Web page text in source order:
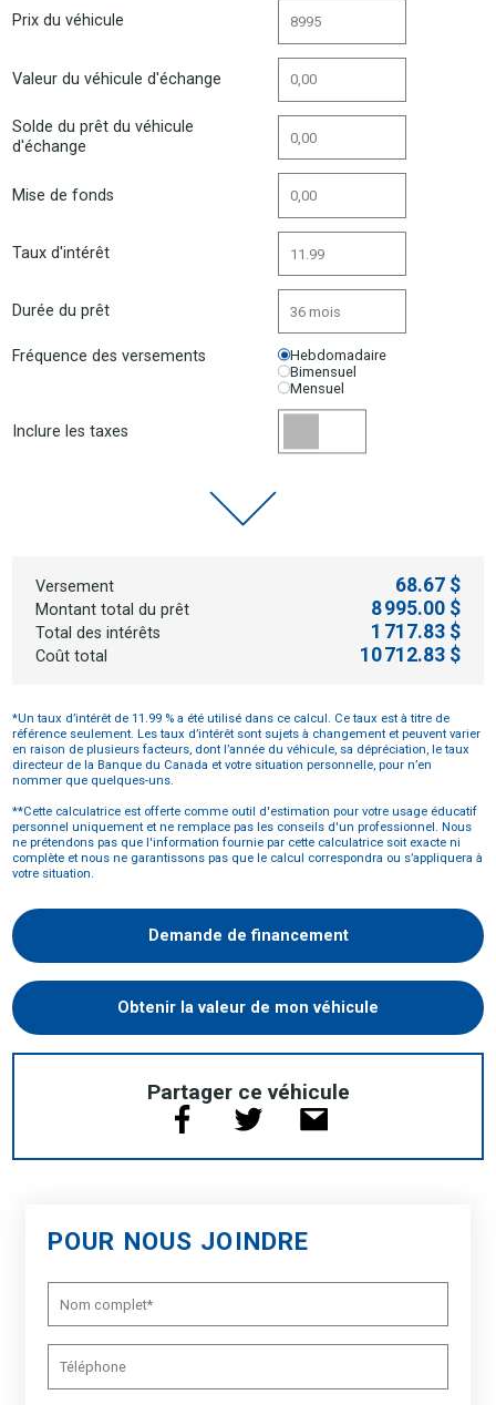
Prix du véhicule
Valeur du véhicule d'échange
Solde du prêt du véhicule
d'échange
Mise de fonds
Taux d'intérêt
Durée du prêt
Fréquence des versements
Hebdomadaire
Bimensuel
Mensuel
Inclure les taxes
Versement 68.67 $
Montant total du prêt 8 995.00 $
Total des intérêts 1 717.83 $
Coût total 10 712.83 $
*Un taux d’intérêt de 11.99 % a été utilisé dans ce calcul. Ce taux est à titre de
référence seulement. Les taux d’intérêt sont sujets à changement et peuvent varier
en raison de plusieurs facteurs, dont l’année du véhicule, sa dépréciation, le taux
directeur de la Banque du Canada et votre situation personnelle, pour n’en
nommer que quelques-uns.
**Cette calculatrice est offerte comme outil d'estimation pour votre usage éducatif
personnel uniquement et ne remplace pas les conseils d'un professionnel. Nous
ne prétendons pas que l'information fournie par cette calculatrice soit exacte ni
complète et nous ne garantissons pas que le calcul correspondra ou s’appliquera à
votre situation.
Demande de financement
Obtenir la valeur de mon véhicule
Partager ce véhicule
POUR NOUS JOINDRE